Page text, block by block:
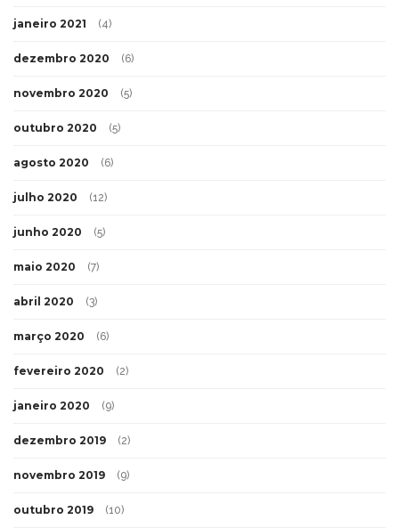
janeiro 2021 (4)
dezembro 2020 (6)
novembro 2020 (5)
outubro 2020 (5)
agosto 2020 (6)
julho 2020 (12)
junho 2020 (5)
maio 2020 (7)
abril 2020 (3)
março 2020 (6)
fevereiro 2020 (2)
janeiro 2020 (9)
dezembro 2019 (2)
novembro 2019 (9)
outubro 2019 (10)